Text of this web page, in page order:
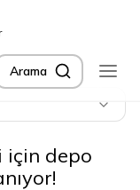
Arama
için depo